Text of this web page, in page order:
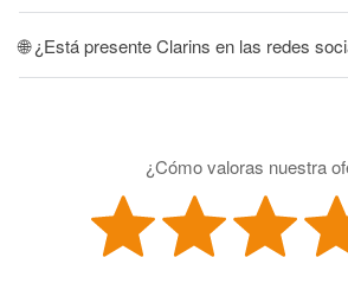
🌐 ¿Está presente Clarins en las redes
¿Cómo valoras nuestra